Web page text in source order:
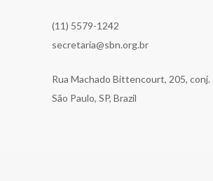
(11) 5579-1242
secretaria@sbn.org.br
Rua Machado Bittencourt, 205, conj.
São Paulo, SP, Brazil